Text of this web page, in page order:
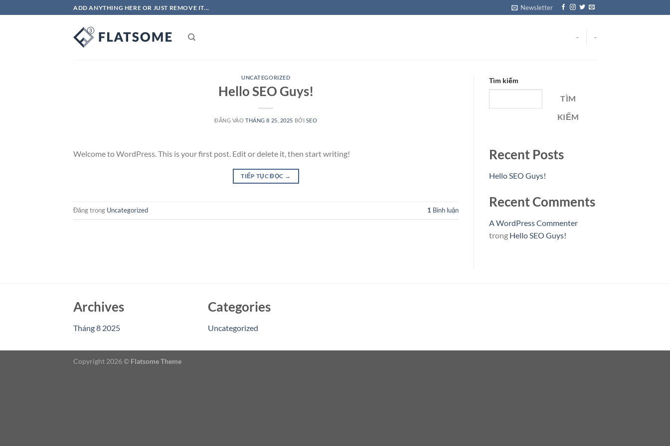
ADD ANYTHING HERE OR JUST REMOVE IT... Newsletter
- -
UNCATEGORIZED
Hello SEO Guys!
ĐĂNG VÀOTHÁNG 8 25, 2025 BỞI SEO
Welcome to WordPress. This is your first post. Edit or delete it, then start writing!
TIẾP TỤC ĐỌC →
Đăng trong Uncategorized 1 Bình luận
Tìm kiếm
TÌM
KIẾM
Recent Posts
Hello SEO Guys!
Recent Comments
A WordPress Commenter
trong Hello SEO Guys!
Archives
Tháng 8 2025
Categories
Uncategorized
Copyright 2026 © Flatsome Theme